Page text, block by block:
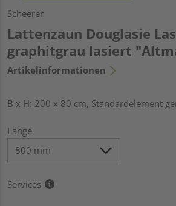
Scheerer
Lattenzaun Douglasie
graphitgrau lasiert
Artikelinformationen
B x H: 200 x 80 cm, Standardelement
Länge
Services